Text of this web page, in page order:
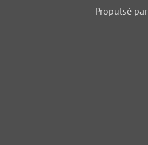
Propulsé par